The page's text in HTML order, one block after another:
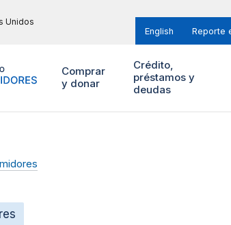
Unidos
English Reporte
Comprar
y donar
Crédito,
préstamos y
deudas